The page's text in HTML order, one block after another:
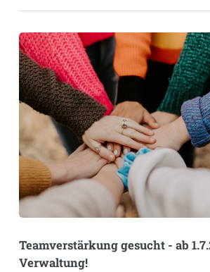
Teamverstärkung gesucht - ab
Verwaltung!